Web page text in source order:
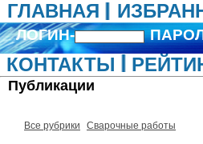
ГЛАВНАЯ
ЛОГИН-
КОНТАКТЫ
Публикации
Все рубрики Сварочные работы